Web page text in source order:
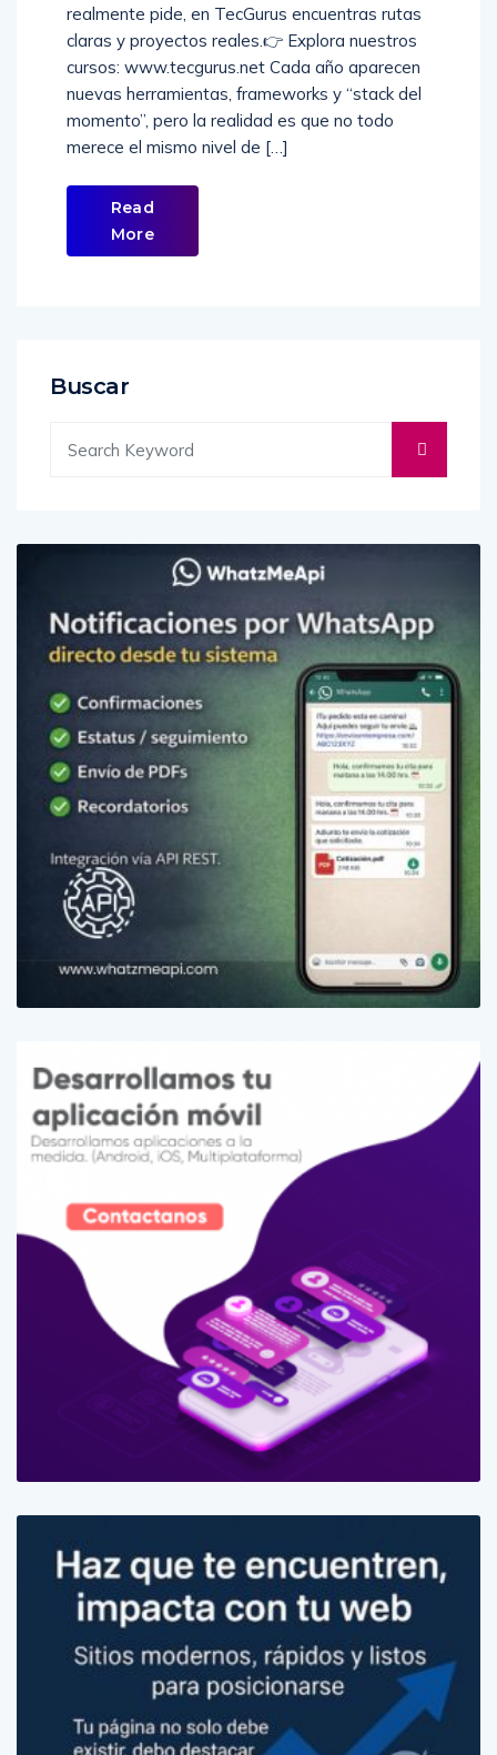
realmente pide, en TecGurus encuentras rutas
claras y proyectos reales.👉 Explora nuestros
cursos: www.tecgurus.net Cada año aparecen
nuevas herramientas, frameworks y “stack del
momento”, pero la realidad es que no todo
merece el mismo nivel de […]
Read
More
Buscar